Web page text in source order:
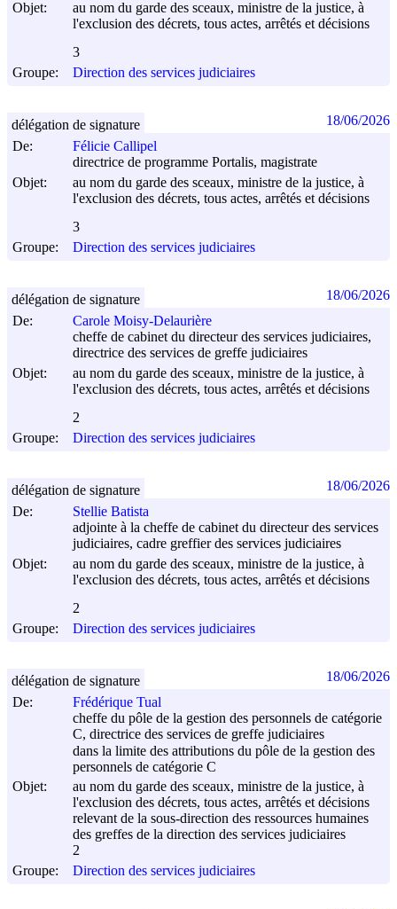
Objet:
au nom du garde des sceaux, ministre de la justice, à
l'exclusion des décrets, tous actes, arrêtés et décisions
3
Groupe:
Direction des services judiciaires
De:
Félicie Callipel
directrice de programme Portalis, magistrate
Objet:
au nom du garde des sceaux, ministre de la justice, à
l'exclusion des décrets, tous actes, arrêtés et décisions
3
Groupe:
Direction des services judiciaires
délégation de signature 18/06/2026
De:
Carole Moisy-Delaurière
cheffe de cabinet du directeur des services judiciaires,
directrice des services de greffe judiciaires
Objet:
au nom du garde des sceaux, ministre de la justice, à
l'exclusion des décrets, tous actes, arrêtés et décisions
2
Groupe:
Direction des services judiciaires
délégation de signature 18/06/2026
De:
Stellie Batista
adjointe à la cheffe de cabinet du directeur des services
judiciaires, cadre greffier des services judiciaires
Objet:
au nom du garde des sceaux, ministre de la justice, à
l'exclusion des décrets, tous actes, arrêtés et décisions
2
Groupe:
Direction des services judiciaires
délégation de signature 18/06/2026
De:
Frédérique Tual
cheffe du pôle de la gestion des personnels de catégorie
C, directrice des services de greffe judiciaires
dans la limite des attributions du pôle de la gestion des
personnels de catégorie C
Objet:
au nom du garde des sceaux, ministre de la justice, à
l'exclusion des décrets, tous actes, arrêtés et décisions
relevant de la sous-direction des ressources humaines
des greffes de la direction des services judiciaires
2
Groupe:
Direction des services judiciaires
délégation de signature 18/06/2026